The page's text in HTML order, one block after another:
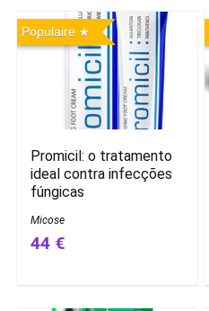
Populaire
Promicil: o tratamento
ideal contra infecções
fúngicas
Micose
44 €